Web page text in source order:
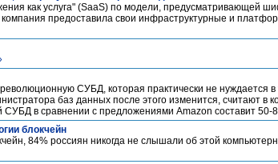
как услуга" (SaaS) по модели, предусматривающей
предоставила свои инфраструктурные и
СУБД, которая практически не нуждается
баз данных после этого изменится, считают в
СУБД в сравнении с предложениями Amazon составит 50-
блокчейн
84% россиян никогда не слышали об этой